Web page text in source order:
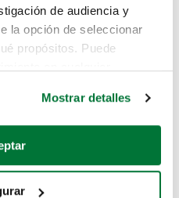
de audiencia y
la opción de seleccionar
propósitos. Puede
su ubicación geográfica
Mostrar detalles
el coche que
de estos